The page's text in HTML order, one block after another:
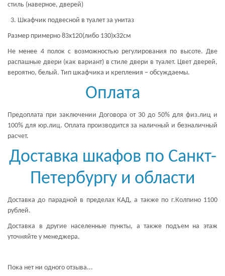
стиль (наверное, дверей)
Шкафчик подвесной в туалет за унитаз
Размер примерно 83х120(либо 130)х32см
Не менее 4 полок с возможностью регулирования по высоте. Две
распашные двери (как вариант) в стиле двери в туалет. Цвет дверей,
вероятно, белый. Тип шкафчика и крепления – обсуждаемы.
Оплата
Предоплата при заключении Договора от 30 до 50% для физ.лиц и
100% для юр.лиц. Оплата производится за наличный и безналичный
расчет.
Доставка шкафов по Санкт-
Петербургу и области
Доставка до парадной в пределах КАД, а также по г.Колпино 1100
рублей.
Доставка в другие населенные пункты, а также подъем на этаж
уточняйте у менеджера.
Пока нет ни одного отзыва...